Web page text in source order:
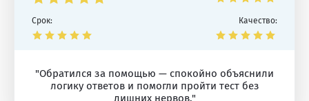
Срок: Качество:
"Обратился за помощью — спокойно объяснили
логику ответов и помогли пройти тест без
лишних нервов."